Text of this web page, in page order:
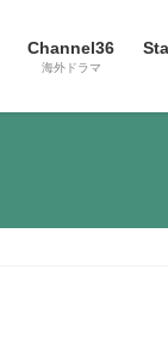
Channel36
海外ドラマ